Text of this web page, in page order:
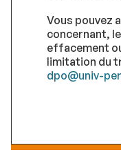
Vous pouvez
concernant,
effacement
limitation du
dpo@univ-